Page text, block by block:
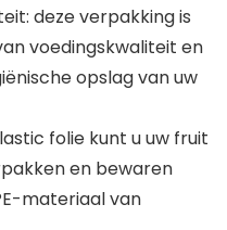
deze verpakking is
voedingskwaliteit en
opslag van uw
folie kunt u uw fruit
en bewaren
materiaal van